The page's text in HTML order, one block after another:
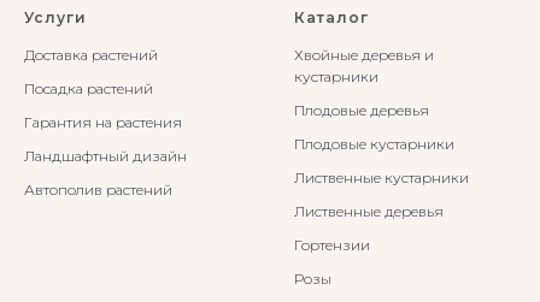
Услуги
Доставка растений
Посадка растений
Гарантия на растения
Ландшафтный дизайн
Автополив растений
Каталог
Хвойные деревья и
кустарники
Плодовые деревья
Плодовые кустарники
Лиственные кустарники
Лиственные деревья
Гортензии
Розы